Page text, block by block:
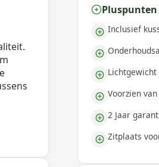
Inclusief
Voorzien
2 Jaar
Zitplaats